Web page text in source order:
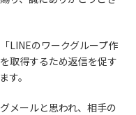
LINEのワークグループ作
取得するため返信を促す
す。
メールと思われ、相手の